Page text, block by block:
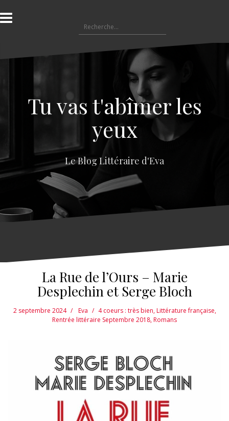
l
a
e
e
Tu vas t'abîmer les
yeux
Le Blog Littéraire d'Eva
La Rue de l’Ours – Marie
Desplechin et Serge Bloch
2 septembre 2024 Eva 4 coeurs : très bien,Littérature française,
Rentrée littéraire Septembre 2018,Romans